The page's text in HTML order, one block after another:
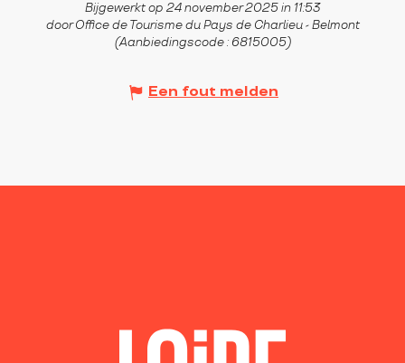
Bijgewerkt op 24 november 2025 in 11:53
door Office de Tourisme du Pays de Charlieu - Belmont
(Aanbiedingscode : 6815005)
Een fout melden